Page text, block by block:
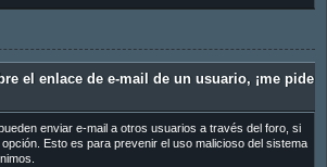
el enlace de e-mail de un usuario, ¡me pide
enviar e-mail a otros usuarios a través del foro, si
opción. Esto es para prevenir el uso malicioso del sistema